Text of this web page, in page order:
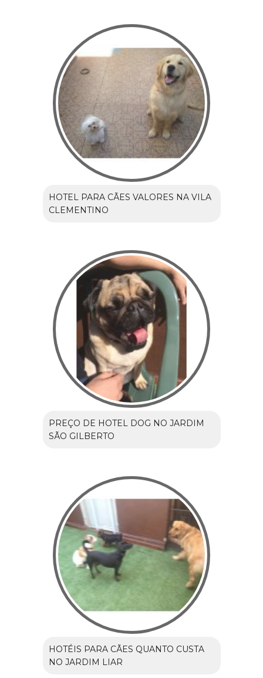
HOTEL PARA CÃES VALORES NA VILA
CLEMENTINO
PREÇO DE HOTEL DOG NO JARDIM
SÃO GILBERTO
HOTÉIS PARA CÃES QUANTO CUSTA
NO JARDIM LIAR